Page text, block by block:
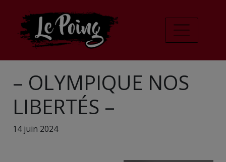
– OLYMPIQUE NOS
LIBERTÉS –
14 juin 2024